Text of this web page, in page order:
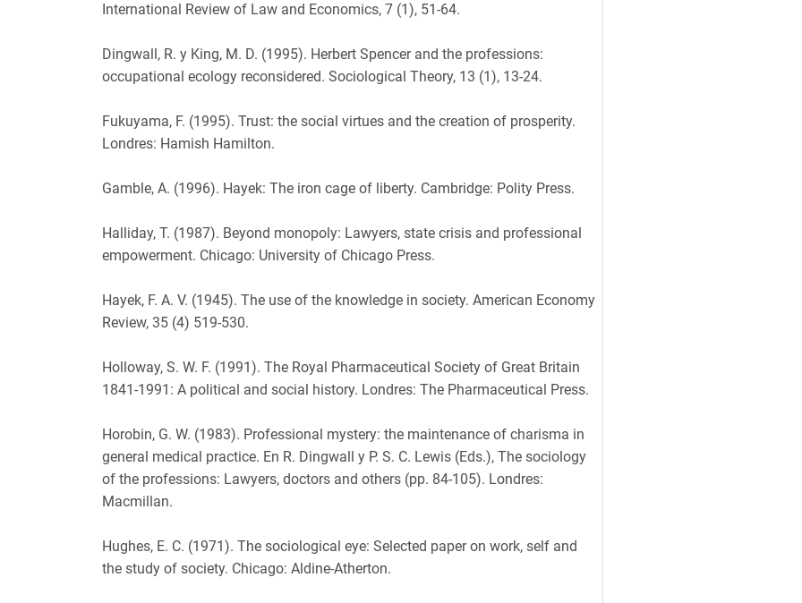
International Review of Law and Economics, 7 (1), 51-64.
Dingwall, R. y King, M. D. (1995). Herbert Spencer and the professions:
occupational ecology reconsidered. Sociological Theory, 13 (1), 13-24.
Fukuyama, F. (1995). Trust: the social virtues and the creation of prosperity.
Londres: Hamish Hamilton.
Gamble, A. (1996). Hayek: The iron cage of liberty. Cambridge: Polity Press.
Halliday, T. (1987). Beyond monopoly: Lawyers, state crisis and professional
empowerment. Chicago: University of Chicago Press.
Hayek, F. A. V. (1945). The use of the knowledge in society. American Economy
Review, 35 (4) 519-530.
Holloway, S. W. F. (1991). The Royal Pharmaceutical Society of Great Britain
1841-1991: A political and social history. Londres: The Pharmaceutical Press.
Horobin, G. W. (1983). Professional mystery: the maintenance of charisma in
general medical practice. En R. Dingwall y P. S. C. Lewis (Eds.), The sociology
of the professions: Lawyers, doctors and others (pp. 84-105). Londres:
Macmillan.
Hughes, E. C. (1971). The sociological eye: Selected paper on work, self and
the study of society. Chicago: Aldine-Atherton.